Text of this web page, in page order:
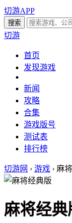
切游APP
切游
首页
发现游戏
新闻
攻略
合集
游戏版号
测试表
排行榜
切游网 › 游戏 › 麻
麻将经典